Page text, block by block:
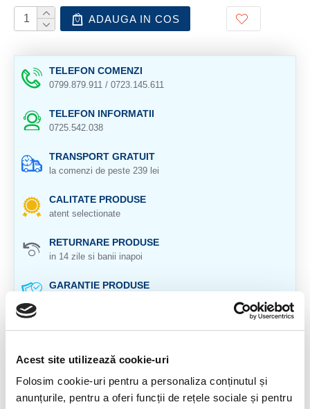
Acest site utilizează cookie-uri
Folosim cookie-uri pentru a personaliza conținutul și
anunțurile, pentru a oferi funcții de rețele sociale și pentru
ADAUGA IN COS
TELEFON COMENZI
0799.879.911 / 0723.145.611
TELEFON INFORMATII
0725.542.038
TRANSPORT GRATUIT
la comenzi de peste 239 lei
CALITATE PRODUSE
atent selectionate
RETURNARE PRODUSE
in 14 zile si banii inapoi
GARANTIE PRODUSE
DESCRIERE PRODUS
Granat slefuit natural 100%
Mai contine cianit(kianit) si mica.
Cristal unicat. Veti primi exact produsul din imagine.